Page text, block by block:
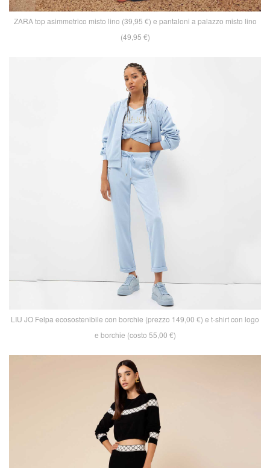
ZARA top asimmetrico misto lino (39,95 €) e pantaloni a palazzo misto lino
(49,95 €)
LIU JO Felpa ecosostenibile con borchie (prezzo 149,00 €) e t-shirt con logo
e borchie (costo 55,00 €)